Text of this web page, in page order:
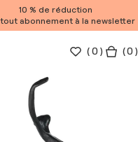
10 % de réduction
abonnement à la newsletter
(0 ) ( 0 )